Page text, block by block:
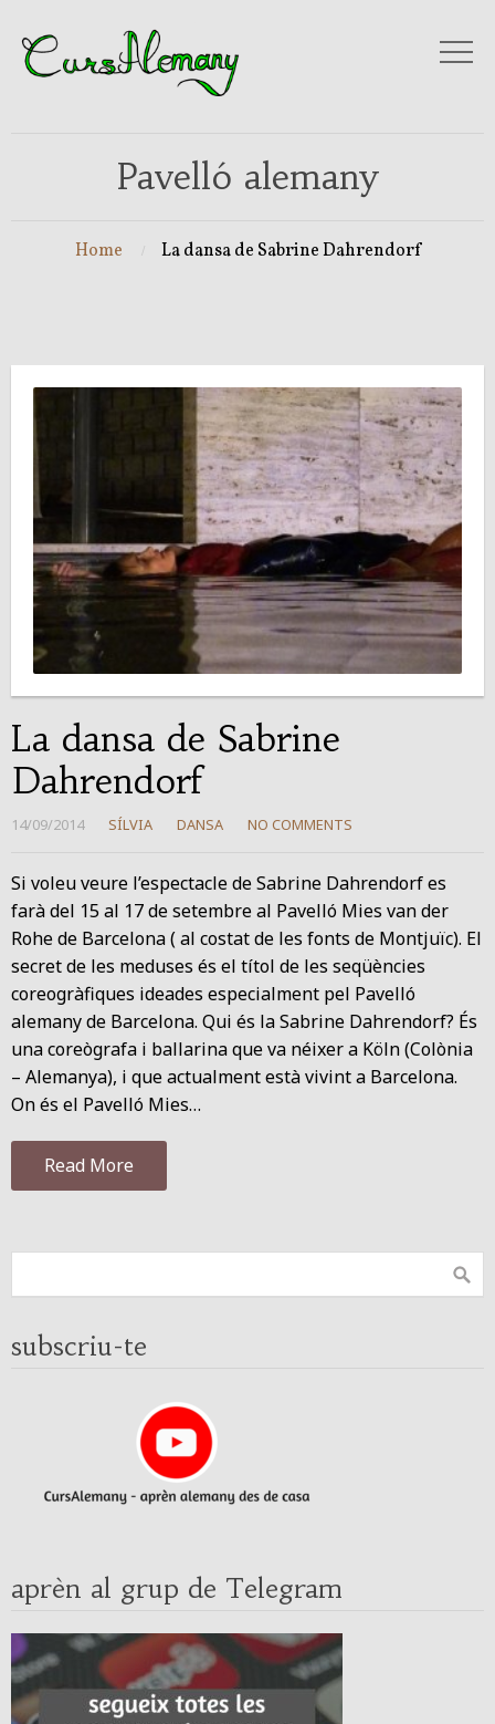
Pavelló alemany
Home La dansa de Sabrine Dahrendorf
La dansa de Sabrine
Dahrendorf
14/09/2014 SÍLVIA DANSA NO COMMENTS
Si voleu veure l’espectacle de Sabrine Dahrendorf es
farà del 15 al 17 de setembre al Pavelló Mies van der
Rohe de Barcelona ( al costat de les fonts de Montjuïc). El
secret de les meduses és el títol de les seqüències
coreogràfiques ideades especialment pel Pavelló
alemany de Barcelona. Qui és la Sabrine Dahrendorf? És
una coreògrafa i ballarina que va néixer a Köln (Colònia
– Alemanya), i que actualment està vivint a Barcelona.
On és el Pavelló Mies…
Read More
subscriu-te
aprèn al grup de Telegram